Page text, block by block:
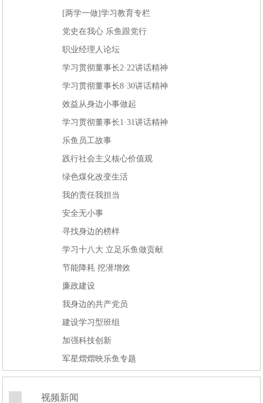
[两学一做]学习教育专栏
党史在我心 乐鱼跟党行
职业经理人论坛
学习贯彻董事长2·22讲话精神
学习贯彻董事长8·30讲话精神
效益从身边小事做起
学习贯彻董事长1·31讲话精神
乐鱼员工故事
践行社会主义核心价值观
绿色煤化改变生活
我的责任我担当
安全无小事
寻找身边的榜样
学习十八大 立足乐鱼做贡献
节能降耗 挖潜增效
廉政建设
我身边的共产党员
建设学习型班组
加强科技创新
军星熠熠映乐鱼专题
视频新闻